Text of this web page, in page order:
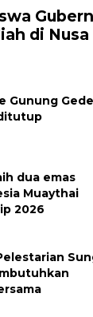
di Nusa
Gunung Gede
dua emas
Muaythai
2026